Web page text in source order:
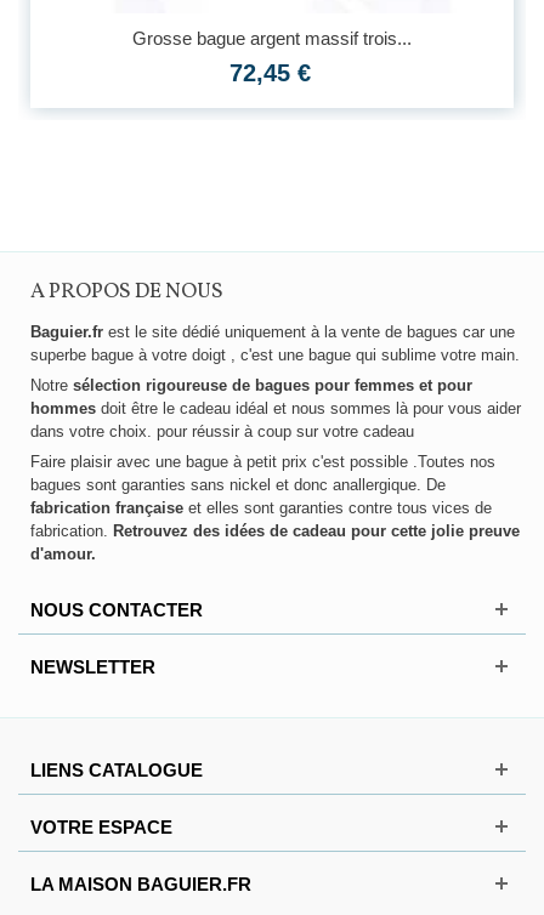
Grosse bague argent massif trois...
72,45 €
A PROPOS DE NOUS
Baguier.fr est le site dédié uniquement à la vente de bagues car une
superbe bague à votre doigt , c'est une bague qui sublime votre main.
Notre sélection rigoureuse de bagues pour femmes et pour
hommes doit être le cadeau idéal et nous sommes là pour vous aider
dans votre choix. pour réussir à coup sur votre cadeau
Faire plaisir avec une bague à petit prix c'est possible .Toutes nos
bagues sont garanties sans nickel et donc anallergique. De
fabrication française et elles sont garanties contre tous vices de
fabrication. Retrouvez des idées de cadeau pour cette jolie preuve
d'amour.
NOUS CONTACTER
NEWSLETTER
LIENS CATALOGUE
VOTRE ESPACE
LA MAISON BAGUIER.FR